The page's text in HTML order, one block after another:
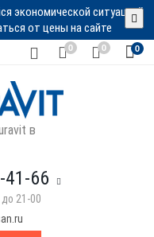
экономической ситуацией
от цены на сайте
0 0 0
в
41-66
21-00